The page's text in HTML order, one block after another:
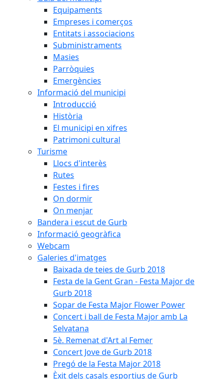
Equipaments
Empreses i comerços
Entitats i associacions
Subministraments
Masies
Parròquies
Emergències
Informació del municipi
Introducció
Història
El municipi en xifres
Patrimoni cultural
Turisme
Llocs d'interès
Rutes
Festes i fires
On dormir
On menjar
Bandera i escut de Gurb
Informació geogràfica
Webcam
Galeries d'imatges
Baixada de teies de Gurb 2018
Festa de la Gent Gran - Festa Major de
Gurb 2018
Sopar de Festa Major Flower Power
Concert i ball de Festa Major amb La
Selvatana
5è. Remenat d'Art al Femer
Concert Jove de Gurb 2018
Pregó de la Festa Major 2018
Èxit dels casals esportius de Gurb